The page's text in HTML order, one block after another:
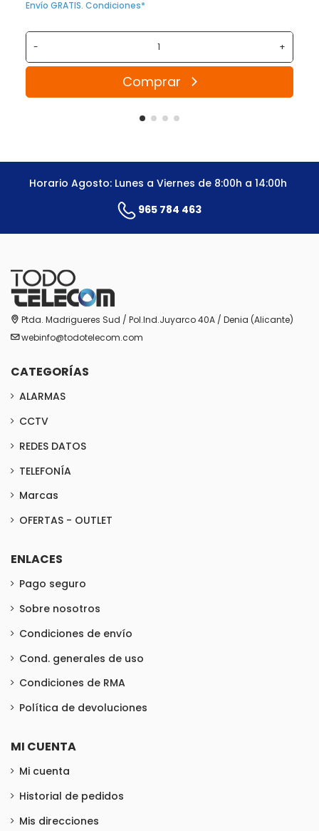
Envío GRATIS. Condiciones*
- +
Comprar
Horario Agosto: Lunes a Viernes de 8:00h a 14:00h
965 784 463
Ptda. Madrigueres Sud / Pol.Ind.Juyarco 40A / Denia (Alicante)
webinfo@todotelecom.com
CATEGORÍAS
ALARMAS
CCTV
REDES DATOS
TELEFONÍA
Marcas
OFERTAS - OUTLET
ENLACES
Pago seguro
Sobre nosotros
Condiciones de envío
Cond. generales de uso
Condiciones de RMA
Política de devoluciones
MI CUENTA
Mi cuenta
Historial de pedidos
Mis direcciones